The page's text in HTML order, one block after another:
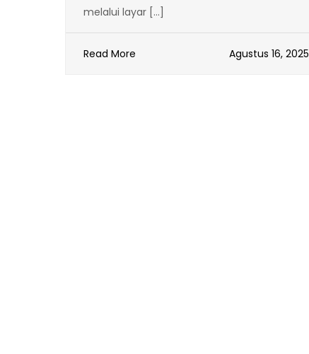
melalui layar […]
Read More Agustus 16, 2025